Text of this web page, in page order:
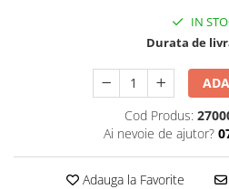
IN
Durata de
Cod Produs:
Ai nevoie de ajutor?
Adauga la Favorite